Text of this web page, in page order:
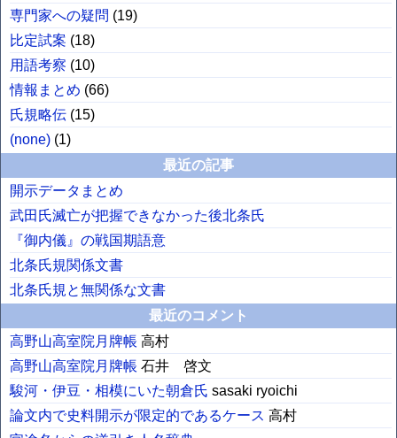
専門家への疑問 (19)
比定試案 (18)
用語考察 (10)
情報まとめ (66)
氏規略伝 (15)
(none) (1)
最近の記事
開示データまとめ
武田氏滅亡が把握できなかった後北条氏
『御内儀』の戦国期語意
北条氏規関係文書
北条氏規と無関係な文書
最近のコメント
高野山高室院月牌帳 高村
高野山高室院月牌帳 石井 啓文
駿河・伊豆・相模にいた朝倉氏 sasaki ryoichi
論文内で史料開示が限定的であるケース 高村